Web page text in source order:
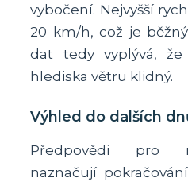
vybočení. Nejvyšší
20 km/h, což je
dat tedy vyplývá,
hlediska větru klidný.
Výhled do dalších
Předpovědi pro
naznačují